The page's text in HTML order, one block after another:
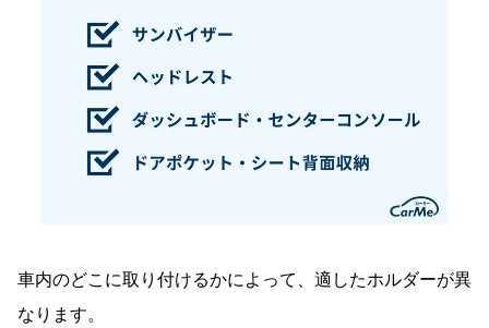
車内のどこに取り付けるかによって、適したホルダーが異
なります。